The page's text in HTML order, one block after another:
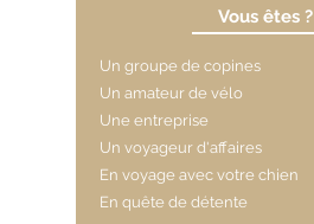
Vous êtes ?
Un groupe de copines
Un amateur de vélo
Une entreprise
Un voyageur d'affaires
En voyage avec votre chien
En quête de détente